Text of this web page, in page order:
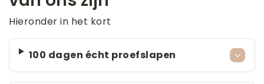
Hieronder in het kort
100 dagen écht proefslapen